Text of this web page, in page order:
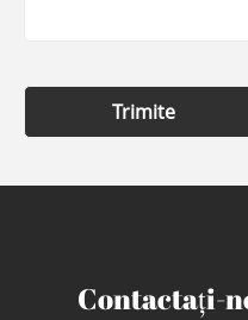
Trimite
Contactaţi-